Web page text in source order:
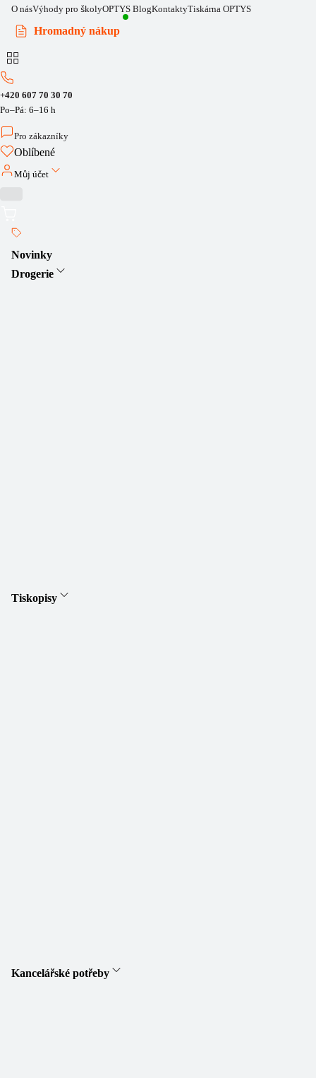
O násVýhody pro školyOPTYS BlogKontaktyTiskárna OPTYS
Hromadný nákup
+420 607 70 30 70
Po–Pá: 6–16 h
Pro zákazníky
Oblíbené
Můj účet
Novinky
Drogerie
Tiskopisy
Kancelářské potřeby